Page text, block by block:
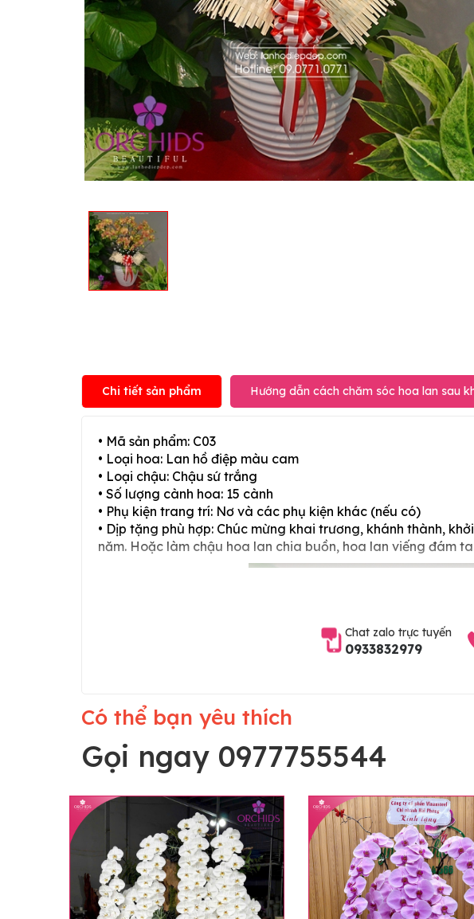
Chi tiết sản phẩm Hướng dẫn cách chăm sóc hoa lan sau
• Mã sản phẩm: C03
• Loại hoa: Lan hồ điệp màu cam
• Loại chậu: Chậu sứ trắng
• Số lượng cành hoa: 15 cành
• Phụ kiện trang trí: Nơ và các phụ kiện khác (nếu có)
• Dịp tặng phù hợp: Chúc mừng khai trương, khánh thành,
năm. Hoặc làm chậu hoa lan chia buồn, hoa lan viếng đám
Chat zalo trực tuyến
0933832979
Có thể bạn yêu thích
Gọi ngay 0977755544